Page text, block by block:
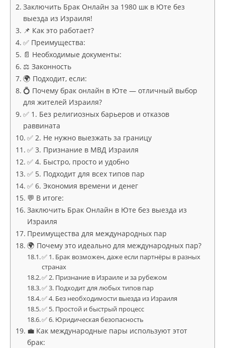
Заключить Брак Онлайн за 1980 шк в Юте без
выезда из Израиля!
📌 Как это работает?
✅ Преимущества:
📄 Необходимые документы:
⚖️ Законность
🌍 Подходит, если:
💍 Почему брак онлайн в Юте — отличный выбор
для жителей Израиля?
✅ 1. Без религиозных барьеров и отказов
раввината
✅ 2. Не нужно выезжать за границу
✅ 3. Признание в МВД Израиля
✅ 4. Быстро, просто и удобно
✅ 5. Подходит для всех типов пар
✅ 6. Экономия времени и денег
💬 В итоге:
Заключить Брак Онлайн в Юте без выезда из
Израиля
Преимущества для международных пар
🌍 Почему это идеально для международных пар?
✅ 1. Брак возможен, даже если партнёры в разных
странах
✅ 2. Признание в Израиле и за рубежом
✅ 3. Подходит для любых типов пар
✅ 4. Без необходимости выезда из Израиля
✅ 5. Простой и быстрый процесс
✅ 6. Юридическая безопасность
💼 Как международные пары используют этот
брак: